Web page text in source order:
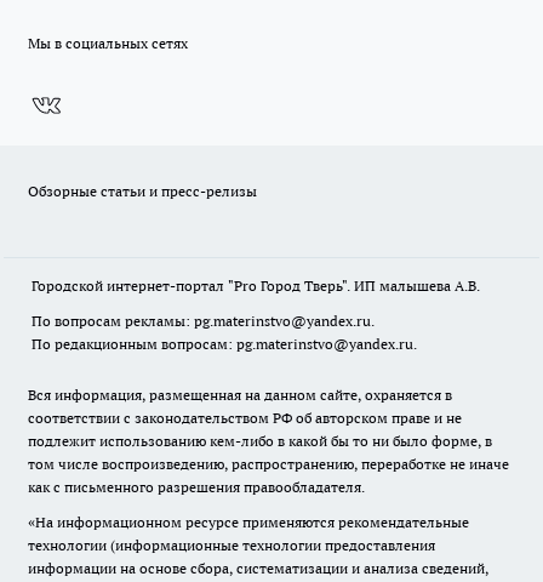
Мы в социальных сетях
Обзорные статьи и пресс-релизы
Городской интернет-портал "Pro Город Тверь". ИП малышева А.В.
По вопросам рекламы: pg.materinstvo@yandex.ru.
По редакционным вопросам: pg.materinstvo@yandex.ru.
Вся информация, размещенная на данном сайте, охраняется в
соответствии с законодательством РФ об авторском праве и не
подлежит использованию кем-либо в какой бы то ни было форме, в
том числе воспроизведению, распространению, переработке не иначе
как с письменного разрешения правообладателя.
«На информационном ресурсе применяются рекомендательные
технологии (информационные технологии предоставления
информации на основе сбора, систематизации и анализа сведений,